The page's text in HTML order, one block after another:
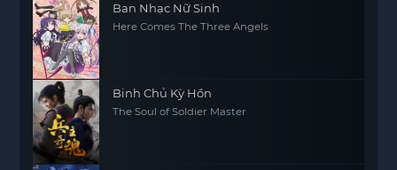
Ban Nhạc Nữ Sinh
Here Comes The Three Angels
Binh Chủ Kỳ Hồn
The Soul of Soldier Master